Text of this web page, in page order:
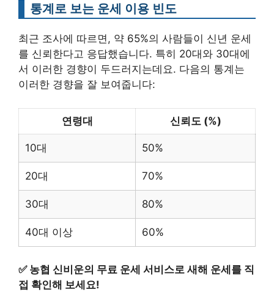
통계로 보는 운세 이용 빈도
최근 조사에 따르면, 약 65%의 사람들이 신년 운세
를 신뢰한다고 응답했습니다. 특히 20대와 30대에
서 이러한 경향이 두드러지는데요. 다음의 통계는
이러한 경향을 잘 보여줍니다:
연령대 신뢰도 (%)
10대 50%
20대 70%
30대 80%
40대 이상 60%
✅ 농협 신비운의 무료 운세 서비스로 새해 운세를 직
접 확인해 보세요!